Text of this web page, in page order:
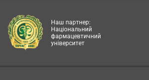
Наш партнер:
Національний
фармацевтичний
університет